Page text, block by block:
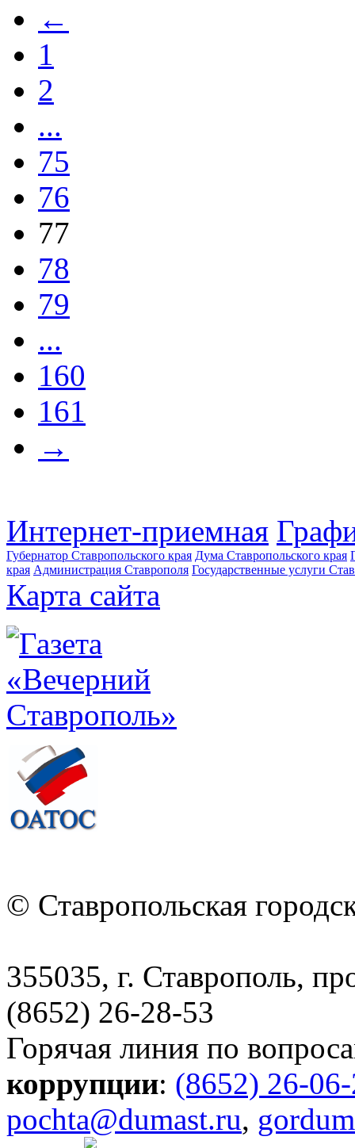
←
1
2
...
75
76
77
78
79
...
160
161
→
Интернет-приемная
Губернатор Ставропольского края Дума Ставропольского края
края Администрация Ставрополя Государственные услуги
Карта сайта
© Ставропольская
355035, г. Ставрополь,
(8652) 26-28-53
Горячая линия по
коррупции: (8652) 26-
pochta@dumast.ru,